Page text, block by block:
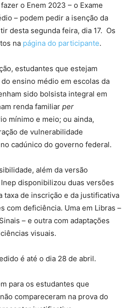
o Enem 2023 – o Exame
– podem pedir a isenção da
desta segunda feira, dia 17. Os
na página do participante.
estudantes que estejam
ensino médio em escolas da
sido bolsista integral em
renda familiar per
mínimo e meio; ou ainda,
de vulnerabilidade
cadúnico do governo federal.
além da versão
disponibilizou duas versões
taxa de inscrição e da justificativa
com deficiência. Uma em Libras –
– e outra com adaptações
visuais.
é até o dia 28 de abril.
para os estudantes que
compareceram na prova do